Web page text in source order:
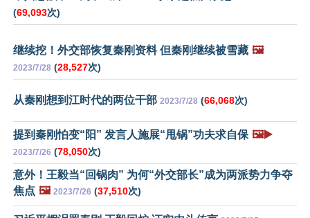
(69,093次)
继续挖！外交部恢复秦刚资料 但秦刚继续被雪藏 🖼️
2023/7/28 (28,527次)
从秦刚想到江时代的两位干部 2023/7/28 (66,068次)
提到秦刚怕变“阳” 发言人施展“甩锅”功夫求自保 🖼️▶️
2023/7/26 (78,050次)
意外！王毅当“回锅肉” 为何“外交部长”成为两派势力争夺
焦点 🖼️ 2023/7/26 (37,510次)